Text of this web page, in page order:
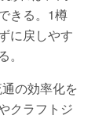
きる。1樽
に戻しやす
の効率化を
クラフトジ